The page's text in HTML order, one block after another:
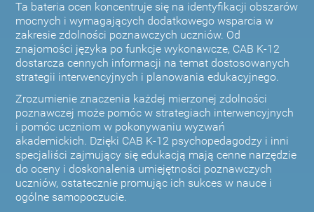
Ta bateria ocen koncentruje się na identyfikacji obszarów
mocnych i wymagających dodatkowego wsparcia w
zakresie zdolności poznawczych uczniów. Od
znajomości języka po funkcje wykonawcze, CAB K-12
dostarcza cennych informacji na temat dostosowanych
strategii interwencyjnych i planowania edukacyjnego.
Zrozumienie znaczenia każdej mierzonej zdolności
poznawczej może pomóc w strategiach interwencyjnych
i pomóc uczniom w pokonywaniu wyzwań
akademickich. Dzięki CAB K-12 psychopedagodzy i inni
specjaliści zajmujący się edukacją mają cenne narzędzie
do oceny i doskonalenia umiejętności poznawczych
uczniów, ostatecznie promując ich sukces w nauce i
ogólne samopoczucie.